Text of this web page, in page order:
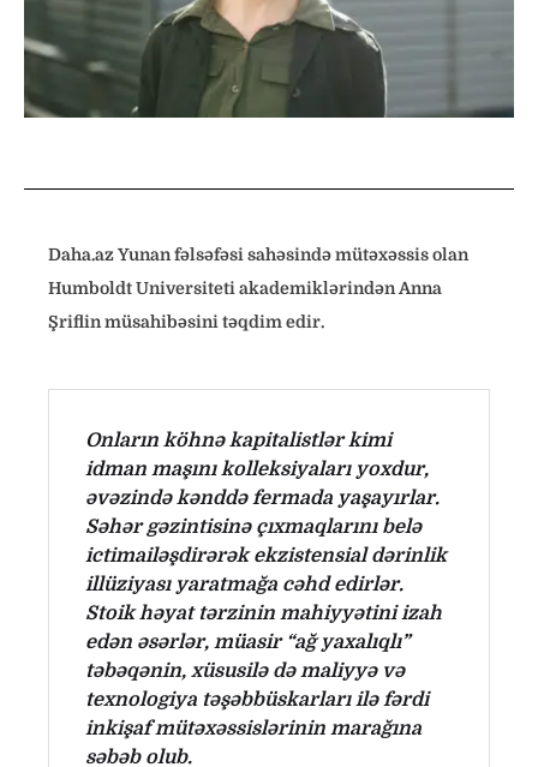
Daha.az Yunan fəlsəfəsi sahəsində mütəxəssis olan
Humboldt Universiteti akademiklərindən Anna
Şriflin müsahibəsini təqdim edir.
Onların köhnə kapitalistlər kimi
idman maşını kolleksiyaları yoxdur,
əvəzində kənddə fermada yaşayırlar.
Səhər gəzintisinə çıxmaqlarını belə
ictimailəşdirərək ekzistensial dərinlik
illüziyası yaratmağa cəhd edirlər.
Stoik həyat tərzinin mahiyyətini izah
edən əsərlər, müasir “ağ yaxalıqlı”
təbəqənin, xüsusilə də maliyyə və
texnologiya təşəbbüskarları ilə fərdi
inkişaf mütəxəssislərinin marağına
səbəb olub.